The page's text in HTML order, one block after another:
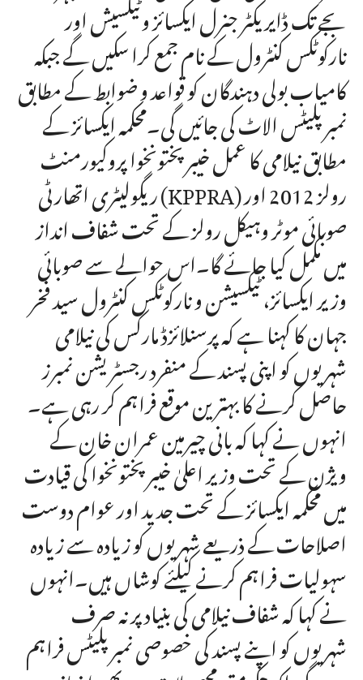
بجے تک ڈایریکٹر جنرل ایکسائز وٹیکسیش اور
نارکوٹکس کنٹرول کے نام جمع کرا سکیں گے جبکہ
کامیاب بولی دہندگان کو قواعد و ضوابط کے مطابق
نمبر پلیٹس الاٹ کی جائیں گی۔محکمہ ایکسائز کے
مطابق نیلامی کا عمل خیبرپختونخوا پروکیورمنٹ
ریگولیٹری اتھارٹی (KPPRA) رولز 2012 اور
صوبائی موٹر وہیکل رولز کے تحت شفاف انداز
میں مکمل کیا جائے گا۔اس حوالے سے صوبائی
وزیر ایکسائز، ٹیکسیشن و نارکوٹکس کنٹرول سید فخر
جہان کا کہنا ہے کہ پرسنلائزڈ مارکس کی نیلامی
شہریوں کو اپنی پسند کے منفرد رجسٹریشن نمبرز
حاصل کرنے کا بہترین موقع فراہم کر رہی ہے۔
انہوں نے کہا کہ بانی چیرمین عمران خان کے
ویژن کے تحت وزیر اعلیٰ خیبرپختونخوا کی قیادت
میں محکمہ ایکسائز کے تحت جدید اور عوام دوست
اصلاحات کے ذریعے شہریوں کو زیادہ سے زیادہ
سہولیات فراہم کرنے کیلئے کوشاں ہیں۔انہوں
نے کہا کہ شفاف نیلامی کی بنیاد پر نہ صرف
شہریوں کو اپنے پسند کی خصوصی نمبر پلیٹس فراہم